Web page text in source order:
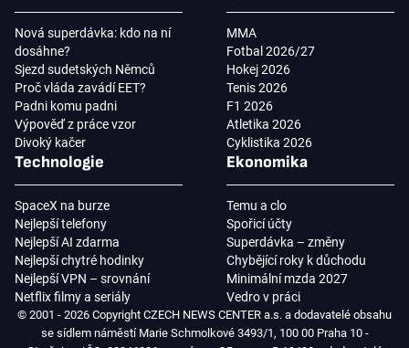
Nová superdávka: kdo na ní
dosáhne?
Sjezd sudetských Němců
Proč vláda zavádí EET?
Padni komu padni
Výpověď z práce vzor
Divoký kačer
MMA
Fotbal 2026/27
Hokej 2026
Tenis 2026
F1 2026
Atletika 2026
Cyklistika 2026
Technologie
SpaceX na burze
Nejlepší telefony
Nejlepší AI zdarma
Nejlepší chytré hodinky
Nejlepší VPN – srovnání
Netflix filmy a seriály
Ekonomika
Temu a clo
Spořicí účty
Superdávka – změny
Chybějící roky k důchodu
Minimální mzda 2027
Vedro v práci
© 2001 - 2026 Copyright CZECH NEWS CENTER a.s. a dodavatelé obsahu
se sídlem náměstí Marie Schmolkové 3493/1, 100 00 Praha 10 -